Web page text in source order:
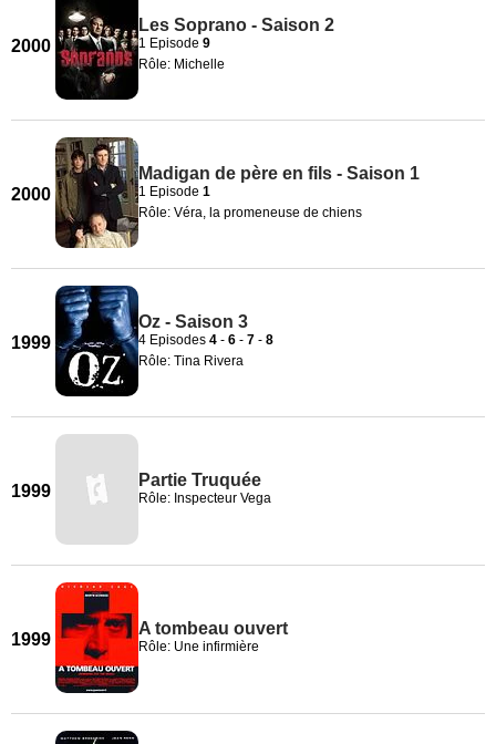
2000
Les Soprano - Saison 2
1 Episode 9
Rôle: Michelle
2000
Madigan de père en fils - Saison 1
1 Episode 1
Rôle: Véra, la promeneuse de chiens
1999
Oz - Saison 3
4 Episodes 4 - 6 - 7 - 8
Rôle: Tina Rivera
1999
Partie Truquée
Rôle: Inspecteur Vega
1999
A tombeau ouvert
Rôle: Une infirmière